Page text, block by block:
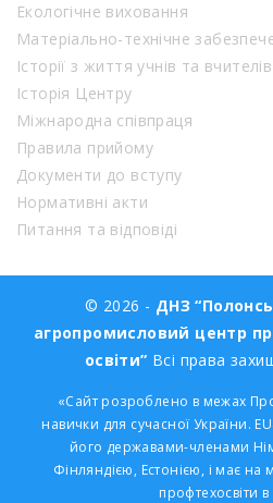
Екологічне виховання
Матеріально-технічне
Історії з життя учнів та вчителів
Історія Центру
Міжнародна співпраця
Правила прийому
Документи до вступу
Нормативні акти
Питання та відповіді
© 2026 - ДНЗ
агропромисловий центр
освіти” Всі права
«Сайт розроблено в межах
навички для сучасної України.
його державами-членами
Фінляндією, Естонією, і має на
профтехосвіти в